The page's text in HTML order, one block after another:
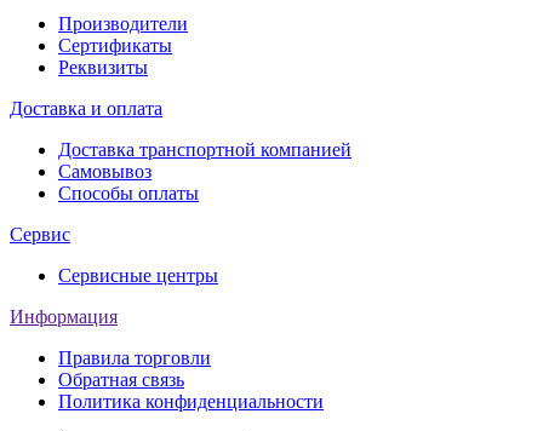
Производители
Сертификаты
Реквизиты
Доставка и оплата
Доставка транспортной компанией
Самовывоз
Способы оплаты
Сервис
Сервисные центры
Информация
Правила торговли
Обратная связь
Политика конфиденциальности